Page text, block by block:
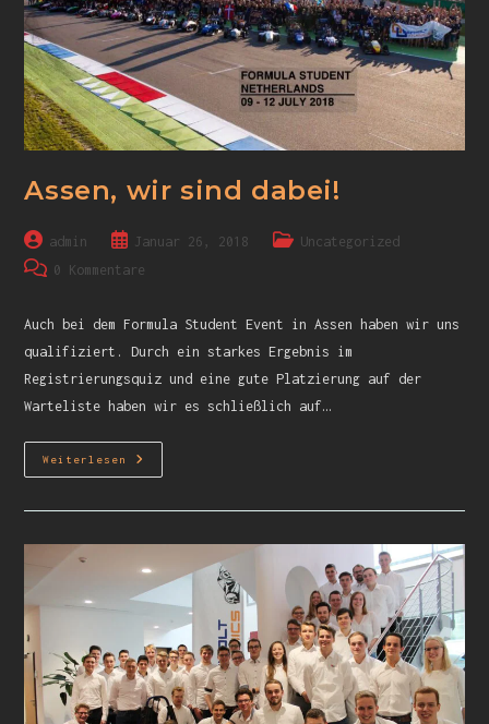
Assen, wir sind dabei!
admin Januar 26, 2018
Uncategorized
0 Kommentare
Auch bei dem Formula Student Event in Assen haben wir uns
qualifiziert. Durch ein starkes Ergebnis im
Registrierungsquiz und eine gute Platzierung auf der
Warteliste haben wir es schließlich auf…
Weiterlesen